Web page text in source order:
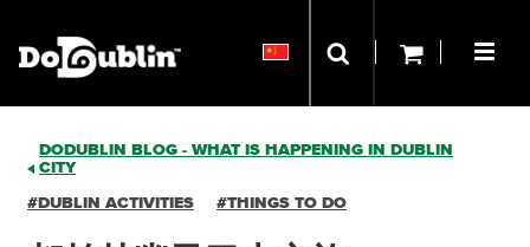
DODUBLIN BLOG - WHAT IS HAPPENING IN DUBLIN
CITY
#DUBLIN ACTIVITIES #THINGS TO DO